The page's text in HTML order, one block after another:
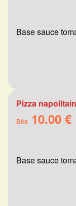
Base sauce
Pizza
Dès 10.00 €
Base sauce